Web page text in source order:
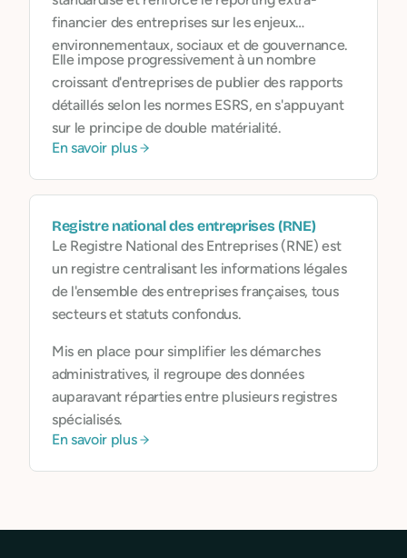
financier des entreprises sur les enjeux
environnementaux, sociaux et de gouvernance.
Elle impose progressivement à un nombre
croissant d'entreprises de publier des rapports
détaillés selon les normes ESRS, en s'appuyant
sur le principe de double matérialité.
En savoir plus
Registre national des entreprises (RNE)
Le Registre National des Entreprises (RNE) est
un registre centralisant les informations légales
de l'ensemble des entreprises françaises, tous
secteurs et statuts confondus.
Mis en place pour simplifier les démarches
administratives, il regroupe des données
auparavant réparties entre plusieurs registres
spécialisés.
En savoir plus